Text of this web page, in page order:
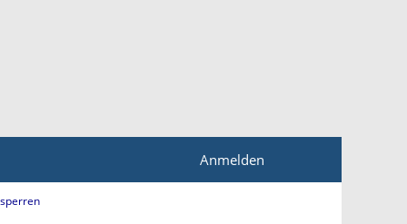
Anmelden